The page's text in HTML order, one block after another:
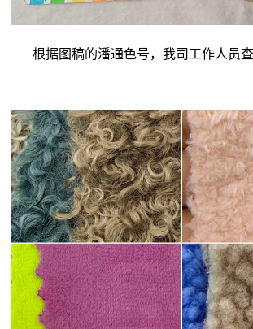
根据图稿的潘通色号，我司工作人员